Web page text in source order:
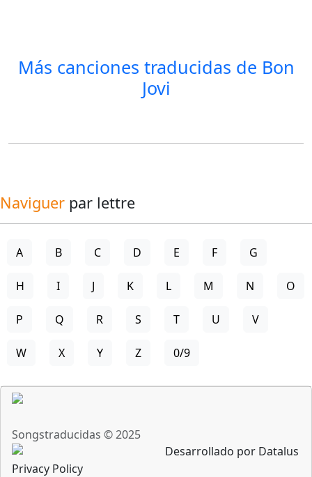
Más canciones traducidas de Bon
Jovi
Naviguer par lettre
A B C D E F G
H I J K L M N O
P Q R S T U V
W X Y Z 0/9
Songstraducidas © 2025
Desarrollado por Datalus
Privacy Policy